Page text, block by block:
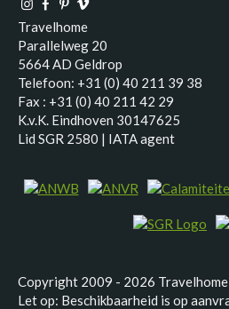
Travelhome
Parallelweg 20
5664 AD Geldrop
Telefoon: +31 (0) 40 211 39 38
Fax : +31 (0) 40 211 42 29
K.v.K. Eindhoven 30147625
Lid SGR 2580 | IATA agent
Copyright 2009 - 2026 Travelhome
Let op: Beschikbaarheid is op